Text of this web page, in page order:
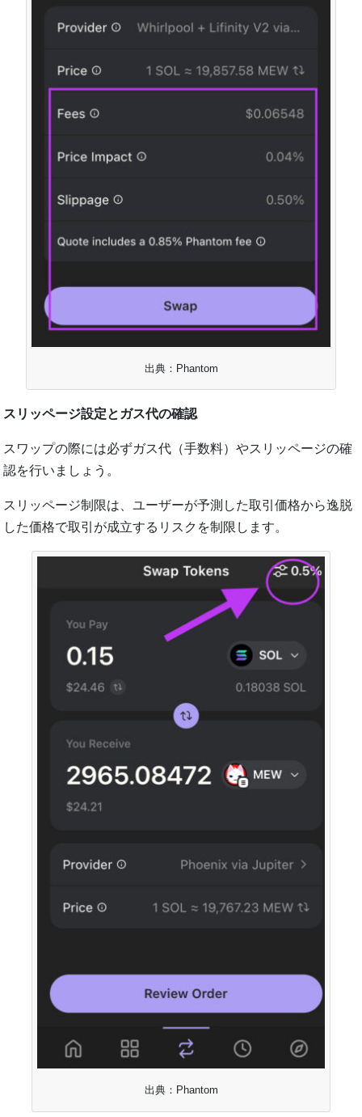
出典：Phantom
スリッページ設定とガス代の確認
スワップの際には必ずガス代（手数料）やスリッページの確
認を行いましょう。
スリッページ制限は、ユーザーが予測した取引価格から逸脱
した価格で取引が成立するリスクを制限します。
出典：Phantom